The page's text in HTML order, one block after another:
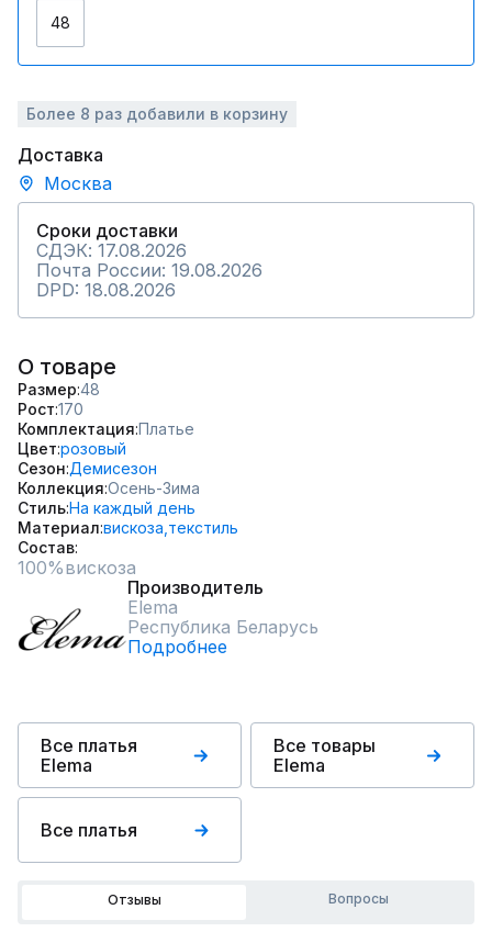
48
Более 8 раз добавили в корзину
Доставка
Москва
Сроки доставки
СДЭК: 17.08.2026
Почта России: 19.08.2026
DPD: 18.08.2026
О товаре
Размер 48
Рост 170
Комплектация Платье
Цвет розовый
Сезон Демисезон
Коллекция Осень-Зима
СтильНа каждый день
Материал вискоза, текстиль
Состав
100%вискоза
Производитель
Elema
Республика Беларусь
Подробнее
Все платья
Elema
Все товары
Elema
Все платья
Отзывы Вопросы